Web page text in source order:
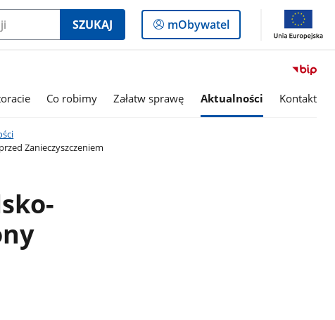
SZUKAJ
Logowanie
do
mObywatel
Co robimy Załatw sprawę Aktualności Kontakt
Zanieczyszczeniem